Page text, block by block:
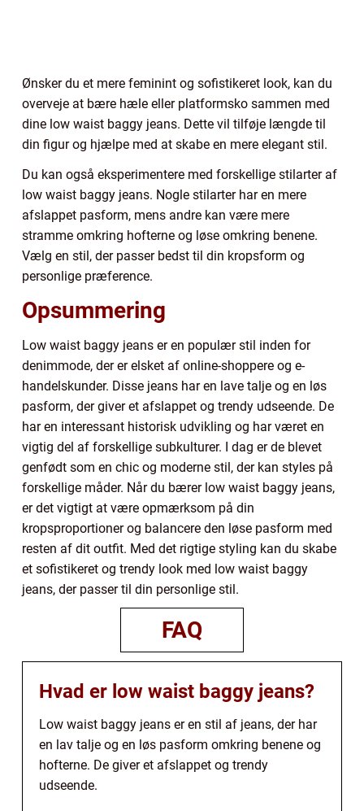
Ønsker du et mere feminint og sofistikeret look, kan du
overveje at bære hæle eller platformsko sammen med
dine low waist baggy jeans. Dette vil tilføje længde til
din figur og hjælpe med at skabe en mere elegant stil.
Du kan også eksperimentere med forskellige stilarter af
low waist baggy jeans. Nogle stilarter har en mere
afslappet pasform, mens andre kan være mere
stramme omkring hofterne og løse omkring benene.
Vælg en stil, der passer bedst til din kropsform og
personlige præference.
Opsummering
Low waist baggy jeans er en populær stil inden for
denimmode, der er elsket af online-shoppere og e-
handelskunder. Disse jeans har en lave talje og en løs
pasform, der giver et afslappet og trendy udseende. De
har en interessant historisk udvikling og har været en
vigtig del af forskellige subkulturer. I dag er de blevet
genfødt som en chic og moderne stil, der kan styles på
forskellige måder. Når du bærer low waist baggy jeans,
er det vigtigt at være opmærksom på din
kropsproportioner og balancere den løse pasform med
resten af dit outfit. Med det rigtige styling kan du skabe
et sofistikeret og trendy look med low waist baggy
jeans, der passer til din personlige stil.
FAQ
Hvad er low waist baggy jeans?
Low waist baggy jeans er en stil af jeans, der har
en lav talje og en løs pasform omkring benene og
hofterne. De giver et afslappet og trendy
udseende.